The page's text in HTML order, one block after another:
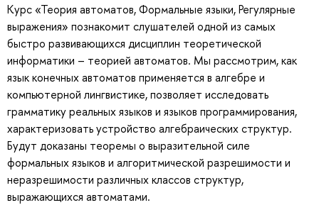
Курс «Теория автоматов, Формальные языки, Регулярные
выражения» познакомит слушателей одной из самых
быстро развивающихся дисциплин теоретической
информатики – теорией автоматов. Мы рассмотрим, как
язык конечных автоматов применяется в алгебре и
компьютерной лингвистике, позволяет исследовать
грамматику реальных языков и языков программирования,
характеризовать устройство алгебраических структур.
Будут доказаны теоремы о выразительной силе
формальных языков и алгоритмической разрешимости и
неразрешимости различных классов структур,
выражающихся автоматами.